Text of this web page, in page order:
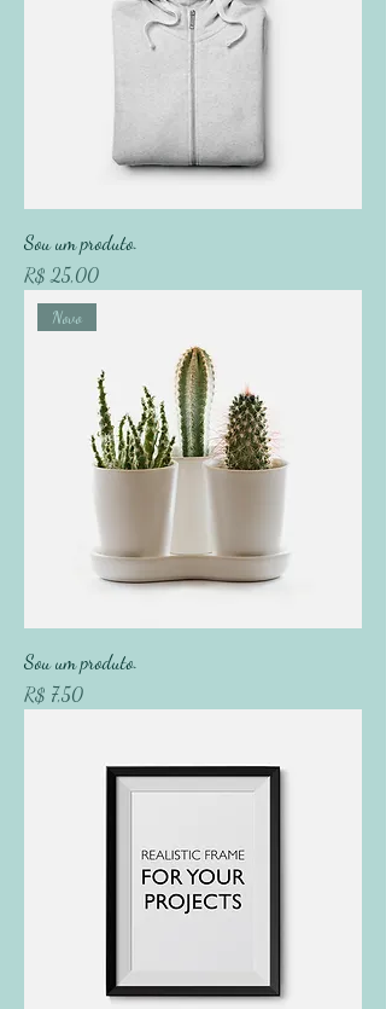
Sou um produto.
Preço
R$ 25,00
Novo
Sou um produto.
Preço
R$ 7,50